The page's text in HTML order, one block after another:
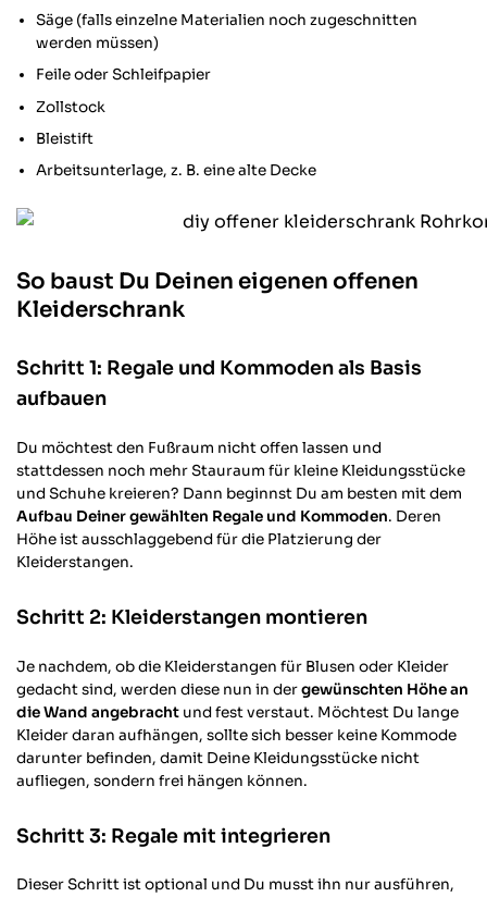
Säge (falls einzelne Materialien noch zugeschnitten
werden müssen)
Feile oder Schleifpapier
Zollstock
Bleistift
Arbeitsunterlage, z. B. eine alte Decke
So baust Du Deinen eigenen offenen
Kleiderschrank
Schritt 1: Regale und Kommoden als Basis
aufbauen
Du möchtest den Fußraum nicht offen lassen und
stattdessen noch mehr Stauraum für kleine Kleidungsstücke
und Schuhe kreieren? Dann beginnst Du am besten mit dem
Aufbau Deiner gewählten Regale und Kommoden. Deren
Höhe ist ausschlaggebend für die Platzierung der
Kleiderstangen.
Schritt 2: Kleiderstangen montieren
Je nachdem, ob die Kleiderstangen für Blusen oder Kleider
gedacht sind, werden diese nun in dergewünschten Höhe an
die Wand angebracht und fest verstaut. Möchtest Du lange
Kleider daran aufhängen, sollte sich besser keine Kommode
darunter befinden, damit Deine Kleidungsstücke nicht
aufliegen, sondern frei hängen können.
Schritt 3: Regale mit integrieren
Dieser Schritt ist optional und Du musst ihn nur ausführen,